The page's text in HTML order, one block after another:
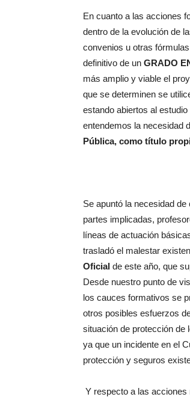
En cuanto a las acciones
dentro de la evolución de
convenios u otras
definitivo de un GRADO
más amplio y viable el
que se determinen se
estando abiertos al
entendemos la necesidad
Pública, como título
Se apuntó la necesidad de
partes implicadas,
líneas de actuación
trasladó el malestar
Oficial de este año, que
Desde nuestro punto de
los cauces formativos se
otros posibles esfuerzos
situación de protección de
ya que un incidente en el
protección y seguros
Y respecto a las acciones